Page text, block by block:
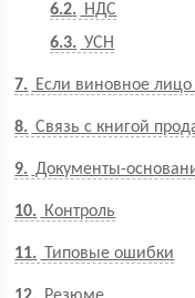
6.2
НДС
6.3
УСН
7 Если виновное
8 Связь с книгой
9 Документы-
10 Контроль
11 Типовые ошибки